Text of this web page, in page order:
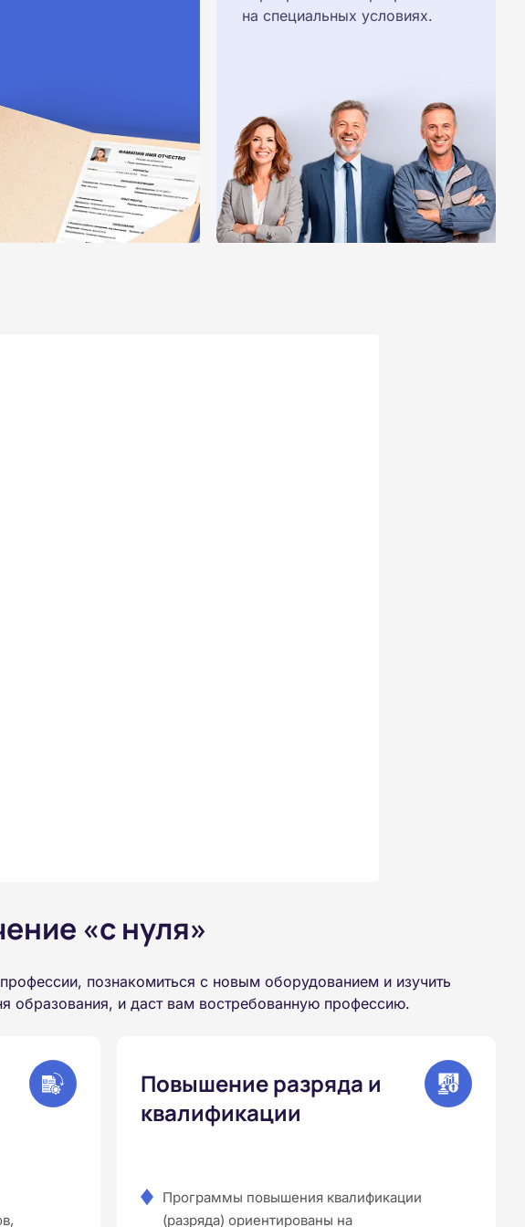
на специальных условиях.
«с нуля»
познакомиться с новым оборудованием и изучить
образования, и даст вам востребованную профессию.
Повышение разряда и
квалификации
Программы повышения квалификации
(разряда) ориентированы на